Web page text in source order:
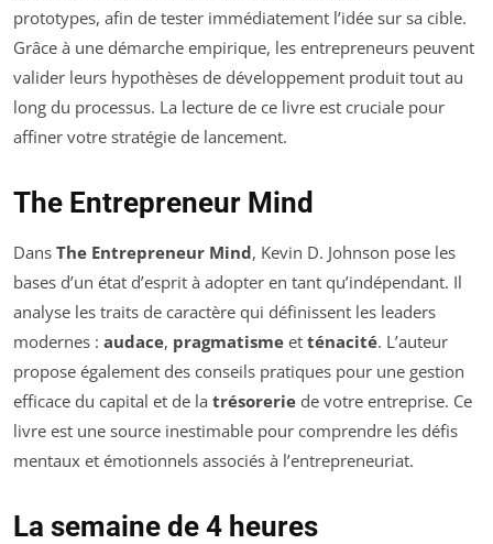
prototypes, afin de tester immédiatement l’idée sur sa cible.
Grâce à une démarche empirique, les entrepreneurs peuvent
valider leurs hypothèses de développement produit tout au
long du processus. La lecture de ce livre est cruciale pour
affiner votre stratégie de lancement.
The Entrepreneur Mind
Dans The Entrepreneur Mind, Kevin D. Johnson pose les
bases d’un état d’esprit à adopter en tant qu’indépendant. Il
analyse les traits de caractère qui définissent les leaders
modernes : audace, pragmatisme et ténacité. L’auteur
propose également des conseils pratiques pour une gestion
efficace du capital et de la trésorerie de votre entreprise. Ce
livre est une source inestimable pour comprendre les défis
mentaux et émotionnels associés à l’entrepreneuriat.
La semaine de 4 heures